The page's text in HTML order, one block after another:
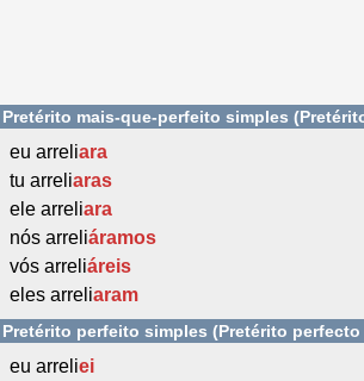
Pretérito mais-que-perfeito simples
eu arreliara
tu arreliaras
ele arreliara
nós arreliáramos
vós arreliáreis
eles arreliaram
Pretérito perfeito simples (Pretérito perfecto
eu arreliei